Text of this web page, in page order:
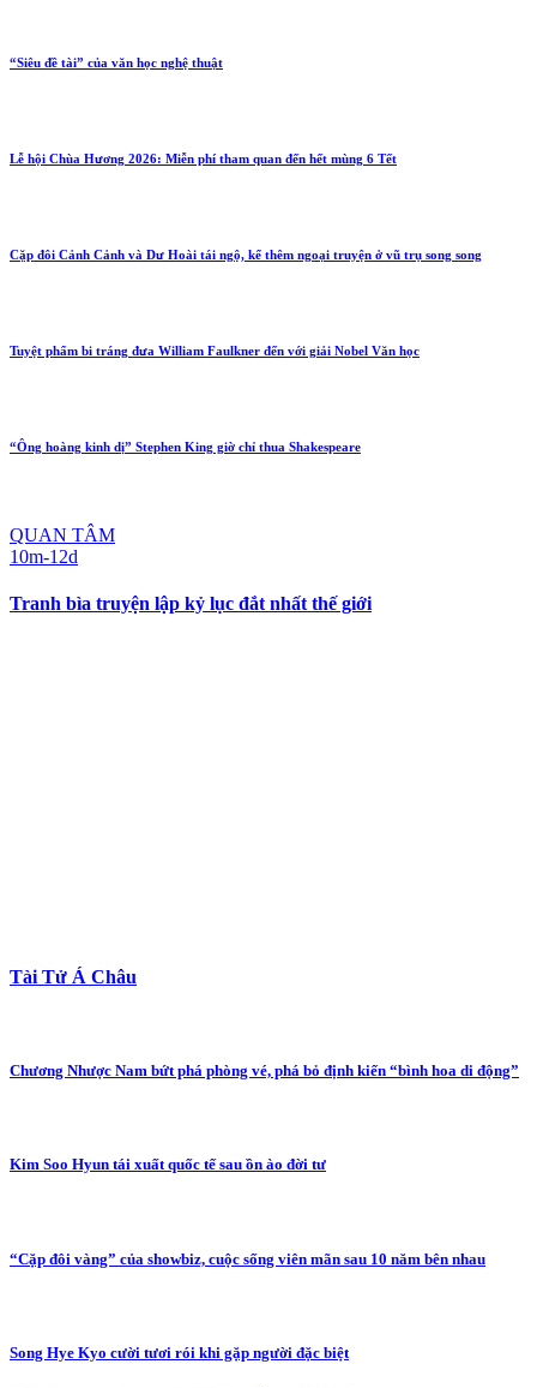
“Siêu đề tài” của văn học nghệ thuật
Lễ hội Chùa Hương 2026: Miễn phí tham quan đến hết mùng 6 Tết
Cặp đôi Cảnh Cảnh và Dư Hoài tái ngộ, kể thêm ngoại truyện ở vũ trụ song song
Tuyệt phẩm bi tráng đưa William Faulkner đến với giải Nobel Văn học
“Ông hoàng kinh dị” Stephen King giờ chỉ thua Shakespeare
QUAN TÂM
10m-12d
Tranh bìa truyện lập kỷ lục đắt nhất thế giới
Tài Tử Á Châu
Chương Nhược Nam bứt phá phòng vé, phá bỏ định kiến “bình hoa di động”
Kim Soo Hyun tái xuất quốc tế sau ồn ào đời tư
“Cặp đôi vàng” của showbiz, cuộc sống viên mãn sau 10 năm bên nhau
Song Hye Kyo cười tươi rói khi gặp người đặc biệt